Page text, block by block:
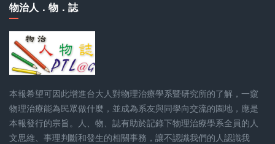
物治人．物．誌
本報希望可因此增進台大人對物理治療學系暨研究所的了解，一窺
物理治療能為民眾做什麼，並成為系友與同學向交流的園地，應是
本報發行的宗旨。人、物、誌有助於記錄下物理治療學系全員的人
文思維、事理判斷和發生的相關事務，讓不認識我們的人認識我